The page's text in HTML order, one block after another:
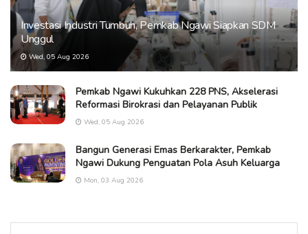
Investasi Industri Tumbuh, Pemkab Ngawi Siapkan SDM
Unggul
Wed, 05 Aug 2026
Pemkab Ngawi Kukuhkan 228 PNS, Akselerasi
Reformasi Birokrasi dan Pelayanan Publik
Wed, 05 Aug 2026
Bangun Generasi Emas Berkarakter, Pemkab
Ngawi Dukung Penguatan Pola Asuh Keluarga
Mon, 03 Aug 2026